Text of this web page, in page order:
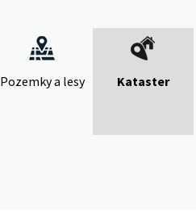
Pozemky a lesy Kataster